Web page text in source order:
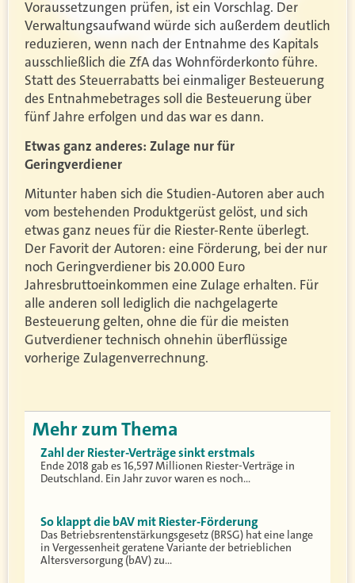
Voraussetzungen prüfen, ist ein Vorschlag. Der
Verwaltungsaufwand würde sich außerdem deutlich
reduzieren, wenn nach der Entnahme des Kapitals
ausschließlich die ZfA das Wohnförderkonto führe.
Statt des Steuerrabatts bei einmaliger Besteuerung
des Entnahmebetrages soll die Besteuerung über
fünf Jahre erfolgen und das war es dann.
Etwas ganz anderes: Zulage nur für
Geringverdiener
Mitunter haben sich die Studien-Autoren aber auch
vom bestehenden Produktgerüst gelöst, und sich
etwas ganz neues für die Riester-Rente überlegt.
Der Favorit der Autoren: eine Förderung, bei der nur
noch Geringverdiener bis 20.000 Euro
Jahresbruttoeinkommen eine Zulage erhalten. Für
alle anderen soll lediglich die nachgelagerte
Besteuerung gelten, ohne die für die meisten
Gutverdiener technisch ohnehin überflüssige
vorherige Zulagenverrechnung.
Mehr zum Thema
Zahl der Riester-Verträge sinkt erstmals
Ende 2018 gab es 16,597 Millionen Riester-Verträge in
Deutschland. Ein Jahr zuvor waren es noch…
So klappt die bAV mit Riester-Förderung
Das Betriebsrentenstärkungsgesetz (BRSG) hat eine lange
in Vergessenheit geratene Variante der betrieblichen
Altersversorgung (bAV) zu…